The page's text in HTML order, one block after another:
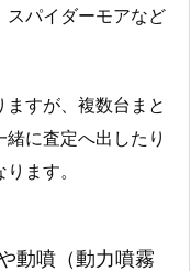
スパイダーモアなど
すが、複数台まと
に査定へ出したり
ます。
動噴（動力噴霧